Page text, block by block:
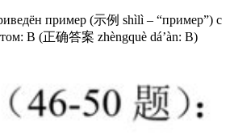
пример (示例 shìlì – “пример”) с
В (正确答案 zhèngquè dá’àn: В)